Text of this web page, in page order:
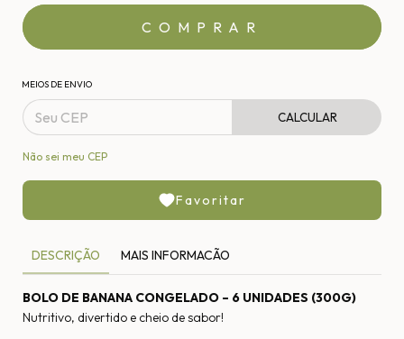
MEIOS DE ENVIO
CALCULAR
Não sei meu CEP
Favoritar
DESCRIÇÃO MAIS INFORMACÃO
BOLO DE BANANA CONGELADO – 6 UNIDADES (300G)
Nutritivo, divertido e cheio de sabor!